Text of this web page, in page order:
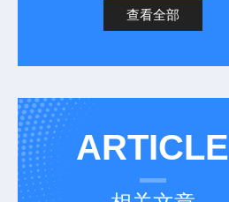
查看全部
ARTICLE